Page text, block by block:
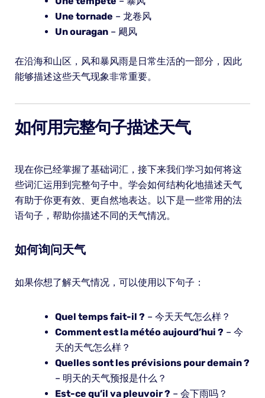
Une tornade – 龙卷风
Un ouragan– 飓风
在沿海和山区，风和暴风雨是日常生活的一部分，因此
能够描述这些天气现象非常重要。
如何用完整句子描述天气
现在你已经掌握了基础词汇，接下来我们学习如何将这
些词汇运用到完整句子中。学会如何结构化地描述天气
有助于你更有效、更自然地表达。以下是一些常用的法
语句子，帮助你描述不同的天气情况。
如何询问天气
如果你想了解天气情况，可以使用以下句子：
Quel temps fait-il ? – 今天天气怎么样？
Comment est la météo aujourd’hui ? – 今
天的天气怎么样？
Quelles sont les prévisions pour demain ?
– 明天的天气预报是什么？
Est-ce qu’il va pleuvoir ? – 会下雨吗？